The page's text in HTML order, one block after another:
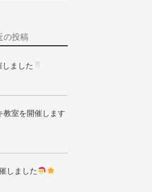
の投稿
ました
教室を開催します
しました